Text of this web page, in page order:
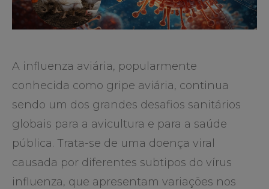
A influenza aviária, popularmente
conhecida como gripe aviária, continua
sendo um dos grandes desafios sanitários
globais para a avicultura e para a saúde
pública. Trata-se de uma doença viral
causada por diferentes subtipos do vírus
influenza, que apresentam variações nos